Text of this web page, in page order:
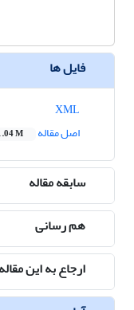
فایل ها
اصل مقاله
M
سابقه مقاله
هم رسانی
ارجاع به این مقاله